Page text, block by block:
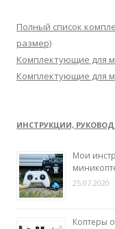
:Полный список
размер)
Комплектующие для
Комплектующие для
ИНСТРУКЦИИ,
Мои
25.07.2020
Коптеры